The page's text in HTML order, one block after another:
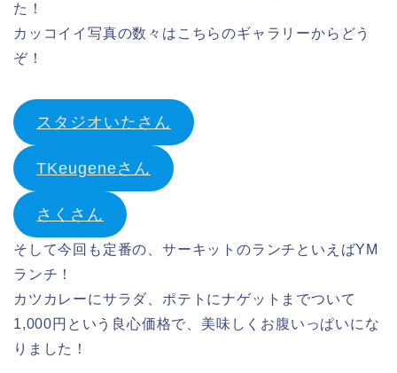
た！
カッコイイ写真の数々はこちらのギャラリーからどう
ぞ！
スタジオいたさん
TKeugeneさん
さくさん
そして今回も定番の、サーキットのランチといえばYM
ランチ！
カツカレーにサラダ、ポテトにナゲットまでついて
1,000円という良心価格で、美味しくお腹いっぱいにな
りました！